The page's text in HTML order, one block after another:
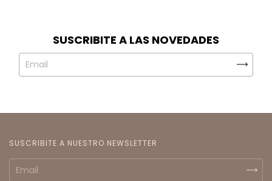
SUSCRIBITE A LAS NOVEDADES
SUSCRIBITE A NUESTRO NEWSLETTER